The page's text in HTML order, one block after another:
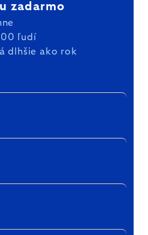
zadarmo
ľudí
dlhšie ako rok